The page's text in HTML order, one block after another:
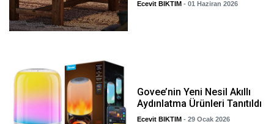
Ecevit BIKTIM - 01 Haziran 2026
Govee’nin Yeni Nesil Akıllı
Aydınlatma Ürünleri Tanıtıldı
Ecevit BIKTIM - 29 Ocak 2026